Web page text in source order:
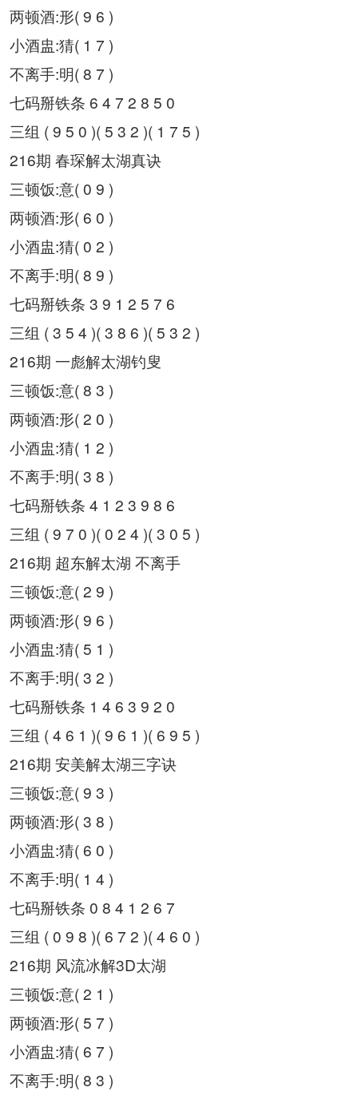
两顿酒:形( 9 6 )
小酒盅:猜( 1 7 )
不离手:明( 8 7 )
七码掰铁条 6 4 7 2 8 5 0
三组 ( 9 5 0 )( 5 3 2 )( 1 7 5 )
216期 春琛解太湖真诀
三顿饭:意( 0 9 )
两顿酒:形( 6 0 )
小酒盅:猜( 0 2 )
不离手:明( 8 9 )
七码掰铁条 3 9 1 2 5 7 6
三组 ( 3 5 4 )( 3 8 6 )( 5 3 2 )
216期 一彪解太湖钓叟
三顿饭:意( 8 3 )
两顿酒:形( 2 0 )
小酒盅:猜( 1 2 )
不离手:明( 3 8 )
七码掰铁条 4 1 2 3 9 8 6
三组 ( 9 7 0 )( 0 2 4 )( 3 0 5 )
216期 超东解太湖 不离手
三顿饭:意( 2 9 )
两顿酒:形( 9 6 )
小酒盅:猜( 5 1 )
不离手:明( 3 2 )
七码掰铁条 1 4 6 3 9 2 0
三组 ( 4 6 1 )( 9 6 1 )( 6 9 5 )
216期 安美解太湖三字诀
三顿饭:意( 9 3 )
两顿酒:形( 3 8 )
小酒盅:猜( 6 0 )
不离手:明( 1 4 )
七码掰铁条 0 8 4 1 2 6 7
三组 ( 0 9 8 )( 6 7 2 )( 4 6 0 )
216期 风流冰解3D太湖
三顿饭:意( 2 1 )
两顿酒:形( 5 7 )
小酒盅:猜( 6 7 )
不离手:明( 8 3 )